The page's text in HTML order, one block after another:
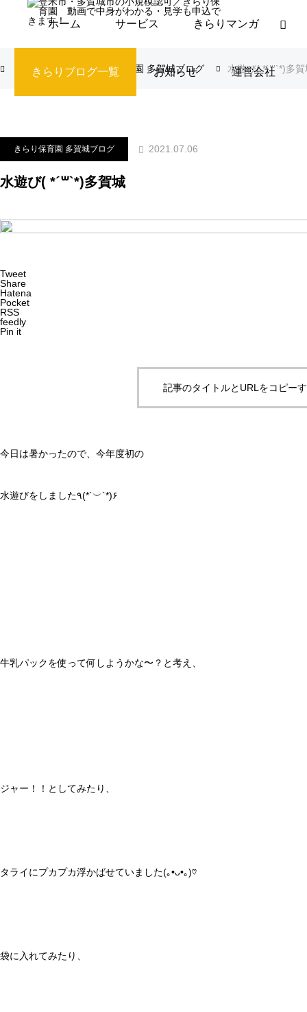
ホーム サービス きらりマンガ
きらりブログ一覧 お知らせ 運営会社
ブログ きらり保育園 多賀城ブログ 水遊び( *´꒳`*)多
きらり保育園 多賀城ブログ 2021.07.06
水遊び( *´꒳`*)多賀城
Tweet
Share
Hatena
Pocket
RSS
feedly
Pin it
記事のタイトルとURLをコピー
今日は暑かったので、今年度初の
水遊びをしました٩(*´︶`*)۶
牛乳パックを使って何しようかな〜？と考え、
ジャー！！としてみたり、
タライにプカプカ浮かばせていました(｡•ᴗ•｡)♡
袋に入れてみたり、